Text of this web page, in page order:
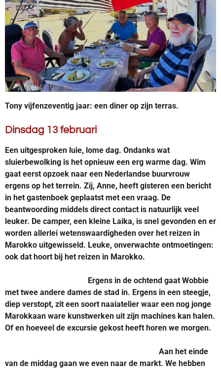
Tony vijfenzeventig jaar: een diner op zijn terras.
Dinsdag 13 februari
Een uitgesproken luie, lome dag. Ondanks wat
sluierbewolking is het opnieuw een erg warme dag. Wim
gaat eerst opzoek naar een Nederlandse buurvrouw
ergens op het terrein. Zij, Anne, heeft gisteren een bericht
in het gastenboek geplaatst met een vraag. De
beantwoording middels direct contact is natuurlijk veel
leuker. De camper, een kleine Laika, is snel gevonden en er
worden allerlei wetenswaardigheden over het reizen in
Marokko uitgewisseld. Leuke, onverwachte ontmoetingen:
ook dat hoort bij het reizen in Marokko.
Ergens in de ochtend gaat Wobbie
met twee andere dames de stad in. Ergens in een steegje,
diep verstopt, zit een soort naaiatelier waar een nog jonge
Marokkaan ware kunstwerken uit zijn machines kan halen.
Of en hoeveel de excursie gekost heeft horen we morgen.
Aan het einde
van de middag gaan we even naar de markt. We hebben